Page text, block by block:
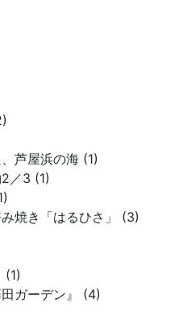
芦屋浜の海 (1)
／3 (1)
焼き「はるひさ」 (3)
(1)
ガーデン』 (4)